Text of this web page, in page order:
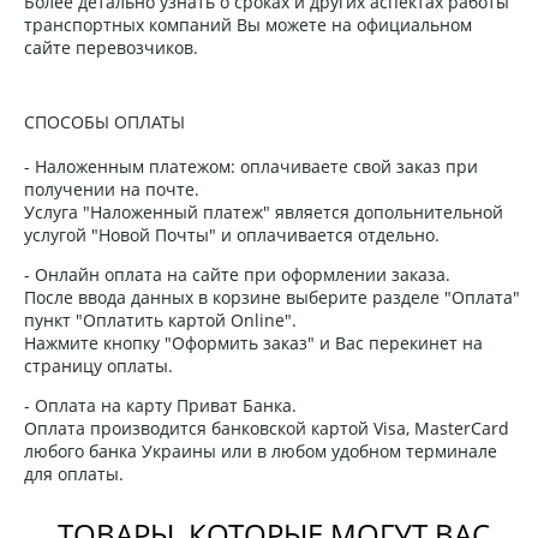
транспортных компаний Вы можете на официальном
сайте перевозчиков.
СПОСОБЫ ОПЛАТЫ
- Наложенным платежом: оплачиваете свой заказ при
получении на почте.
Услуга "Наложенный платеж" является допольнительной
услугой "Новой Почты" и оплачивается отдельно.
- Онлайн оплата на сайте при оформлении заказа.
После ввода данных в корзине выберите разделе "Оплата"
пункт "Оплатить картой Online".
Нажмите кнопку "Оформить заказ" и Вас перекинет на
страницу оплаты.
- Оплата на карту Приват Банка.
Оплата производится банковской картой Visa, MasterCard
любого банка Украины или в любом удобном терминале
для оплаты.